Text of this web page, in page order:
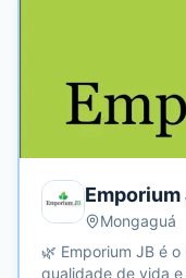
Emporium
Mongaguá
🌿 Emporium JB é
qualidade de vida